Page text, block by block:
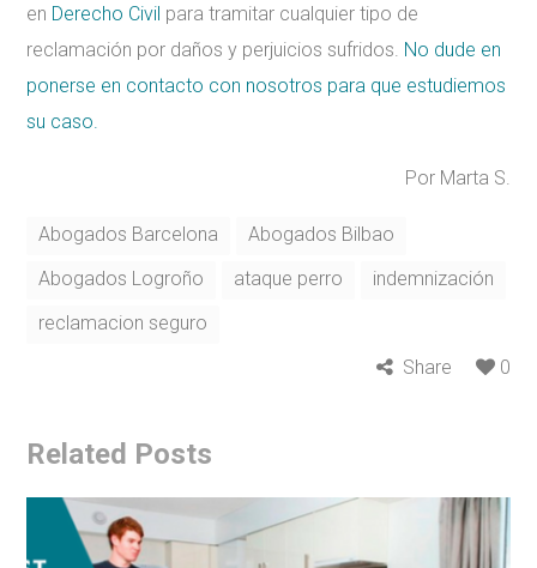
en Derecho Civil para tramitar cualquier tipo de
reclamación por daños y perjuicios sufridos. No dude en
ponerse en contacto con nosotros para que estudiemos
su caso.
Por Marta S.
Abogados Barcelona
Abogados Bilbao
Abogados Logroño
ataque perro
indemnización
reclamacion seguro
Share
0
Related Posts